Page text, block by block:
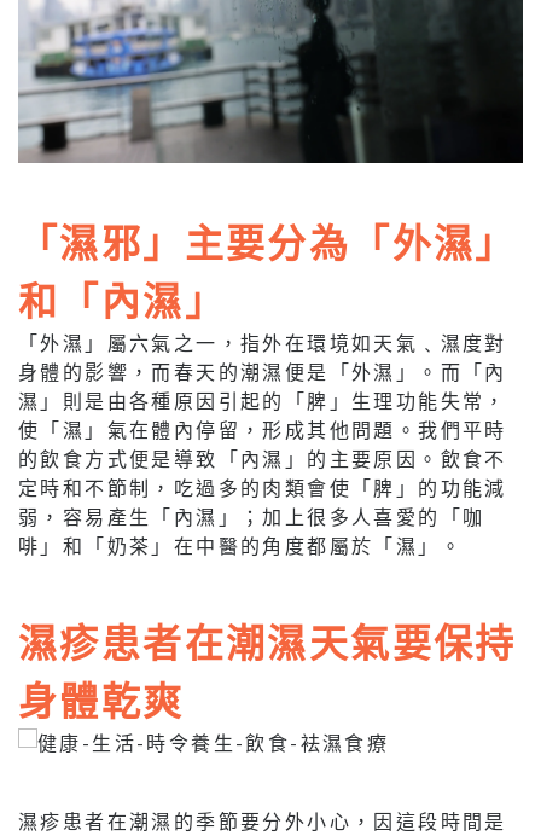
「濕邪」主要分為「外濕」
和「內濕」
「外濕」屬六氣之一，指外在環境如天氣﹑濕度對
身體的影響，而春天的潮濕便是「外濕」。而「內
濕」則是由各種原因引起的「脾」生理功能失常，
使「濕」氣在體內停留，形成其他問題。我們平時
的飲食方式便是導致「內濕」的主要原因。飲食不
定時和不節制，吃過多的肉類會使「脾」的功能減
弱，容易產生「內濕」；加上很多人喜愛的「咖
啡」和「奶茶」在中醫的角度都屬於「濕」。
濕疹患者在潮濕天氣要保持
身體乾爽
濕疹患者在潮濕的季節要分外小心，因這段時間是